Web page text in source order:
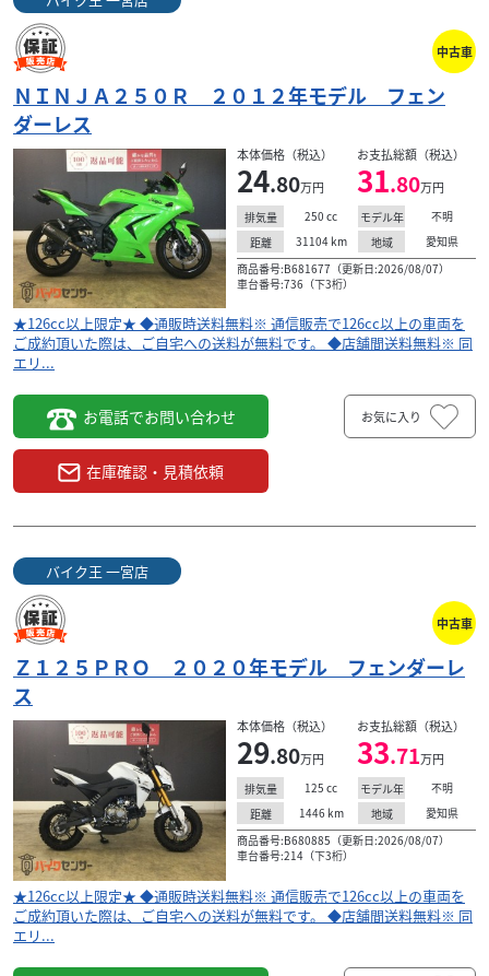
中古車
ＮＩＮＪＡ２５０Ｒ ２０１２年モデル フェン
ダーレス
本体価格（税込）
24.80万円
お支払総額（税込）
31.80万円
排気量 250 cc モデル年
不明
距離
31104 km 地域
愛知県
商品番号:B681677（更新日:2026/08/07）
車台番号:736（下3桁）
★126cc以上限定★ ◆通販時送料無料※ 通信販売で126cc以上の車両を
ご成約頂いた際は、ご自宅への送料が無料です。 ◆店舗間送料無料※ 同
エリ...
お電話でお問い合わせ
在庫確認・見積依頼
お気に入り
バイク王 一宮店
中古車
Ｚ１２５ＰＲＯ ２０２０年モデル フェンダーレ
ス
本体価格（税込）
29.80万円
お支払総額（税込）
33.71万円
排気量 125 cc モデル年
不明
距離
1446 km 地域
愛知県
商品番号:B680885（更新日:2026/08/07）
車台番号:214（下3桁）
★126cc以上限定★ ◆通販時送料無料※ 通信販売で126cc以上の車両を
ご成約頂いた際は、ご自宅への送料が無料です。 ◆店舗間送料無料※ 同
エリ...